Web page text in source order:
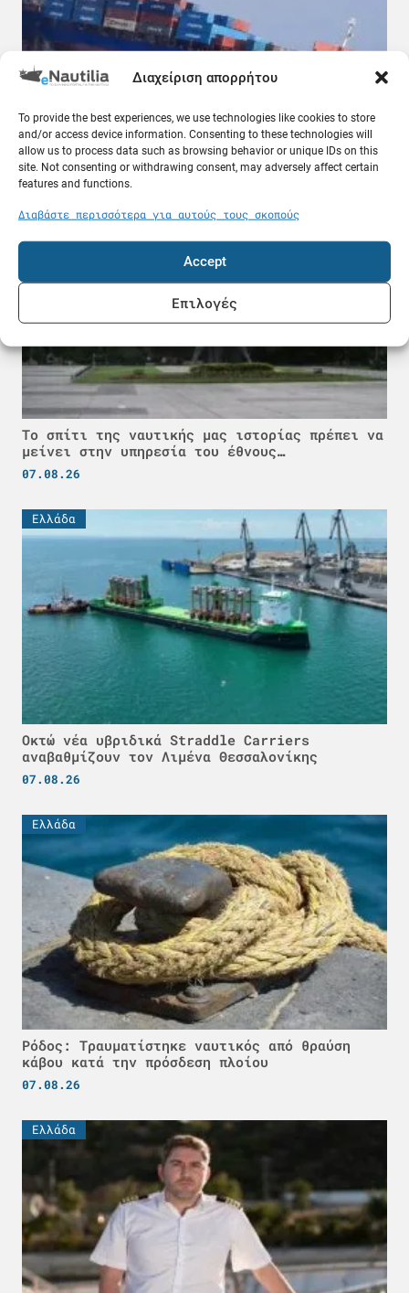
Διαχείριση απορρήτου
To provide the best experiences, we use technologies like cookies to store
and/or access device information. Consenting to these technologies will
allow us to process data such as browsing behavior or unique IDs on this
site. Not consenting or withdrawing consent, may adversely affect certain
features and functions.
Διαβάστε περισσότερα για αυτούς τους σκοπούς
Accept
Επιλογές
«Στοπ» από δύο ναυτιλιακές εταιρείες στα
ρωσικά λιμάνια της Μαύρης Θάλασσας
07.08.26
Ελλάδα
Το σπίτι της ναυτικής μας ιστορίας πρέπει να
μείνει στην υπηρεσία του έθνους…
07.08.26
Ελλάδα
Οκτώ νέα υβριδικά Straddle Carriers
αναβαθμίζουν τον Λιμένα Θεσσαλονίκης
07.08.26
Ελλάδα
Ρόδος: Τραυματίστηκε ναυτικός από θραύση
κάβου κατά την πρόσδεση πλοίου
07.08.26
Ελλάδα